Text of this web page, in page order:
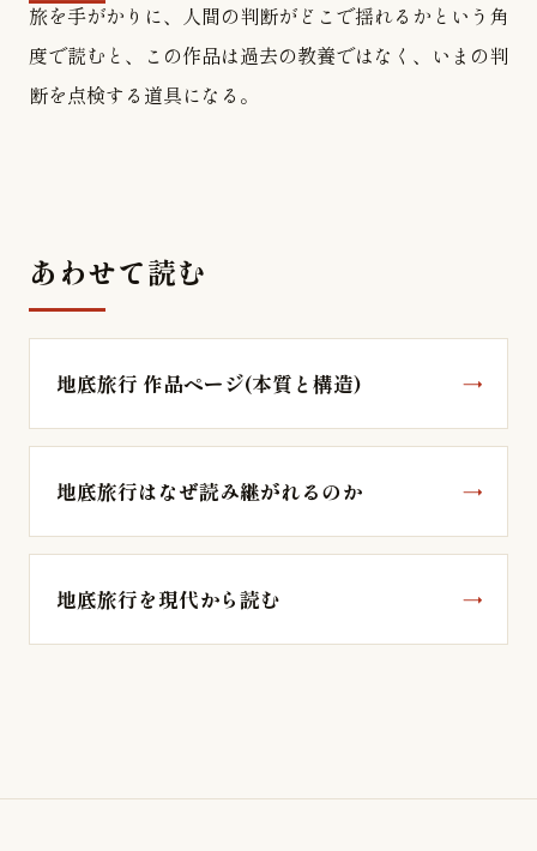
旅を手がかりに、人間の判断がどこで揺れるかという角
度で読むと、この作品は過去の教養ではなく、いまの判
断を点検する道具になる。
あわせて読む
地底旅行 作品ページ(本質と構造)
地底旅行はなぜ読み継がれるのか
地底旅行を現代から読む